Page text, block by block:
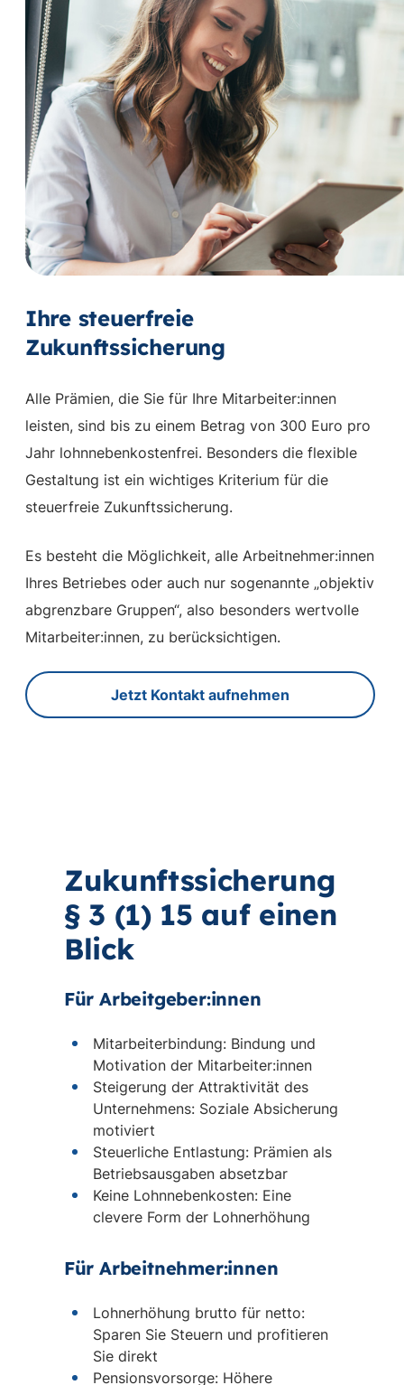
Ihre steuerfreie
Zukunftssicherung
Alle Prämien, die Sie für Ihre Mitarbeiter:innen
leisten, sind bis zu einem Betrag von 300 Euro pro
Jahr lohnnebenkostenfrei. Besonders die flexible
Gestaltung ist ein wichtiges Kriterium für die
steuerfreie Zukunftssicherung.
Es besteht die Möglichkeit, alle Arbeitnehmer:innen
Ihres Betriebes oder auch nur sogenannte „objektiv
abgrenzbare Gruppen“, also besonders wertvolle
Mitarbeiter:innen, zu berücksichtigen.
Jetzt Kontakt aufnehmen
Zukunftssicherung
§ 3 (1) 15 auf einen
Blick
Für Arbeitgeber:innen
Mitarbeiterbindung: Bindung und
Motivation der Mitarbeiter:innen
Steigerung der Attraktivität des
Unternehmens: Soziale Absicherung
motiviert
Steuerliche Entlastung: Prämien als
Betriebsausgaben absetzbar
Keine Lohnnebenkosten: Eine
clevere Form der Lohnerhöhung
Für Arbeitnehmer:innen
Lohnerhöhung brutto für netto:
Sparen Sie Steuern und profitieren
Sie direkt
Pensionsvorsorge: Höhere